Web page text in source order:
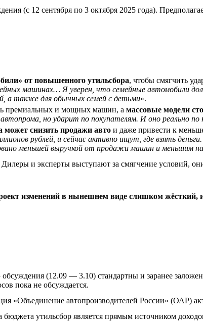
(с 12 сентября по 3 октября 2025 года).
от повышенного утильсбора, чтобы смягчить
машинах… Я уверен, что семейные автомобили
а также для обычных семей с детьми».
премиальных и мощных машин, а массовые модели
но ударит по покупателям. И оно реально
может снизить продажи авто и даже привести к
рублей, и сейчас активно ищут, где взять
меньшей выручкой от продажи машин и меньшим
и эксперты выступают за смягчение условий,
изменений в нынешнем виде слишком жёсткий,
(12.09 — 3.10) стандартны и заранее
пока не обсуждается.
«Объединение автопроизводителей России» (ОАР)
утильсбор является прямым источником